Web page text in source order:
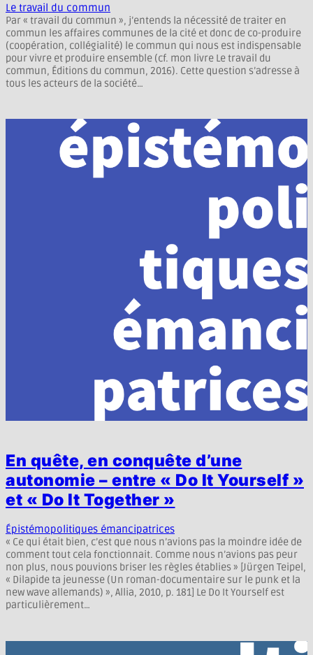
Le travail du commun
Par « travail du commun », j’entends la nécessité de traiter en
commun les affaires communes de la cité et donc de co-produire
(coopération, collégialité) le commun qui nous est indispensable
pour vivre et produire ensemble (cf. mon livre Le travail du
commun, Éditions du commun, 2016). Cette question s’adresse à
tous les acteurs de la société…
En quête, en conquête d’une
autonomie – entre « Do It Yourself »
et « Do It Together »
Épistémopolitiques émancipatrices
« Ce qui était bien, c’est que nous n’avions pas la moindre idée de
comment tout cela fonctionnait. Comme nous n’avions pas peur
non plus, nous pouvions briser les règles établies » [Jürgen Teipel,
« Dilapide ta jeunesse (Un roman-documentaire sur le punk et la
new wave allemands) », Allia, 2010, p. 181] Le Do It Yourself est
particulièrement…